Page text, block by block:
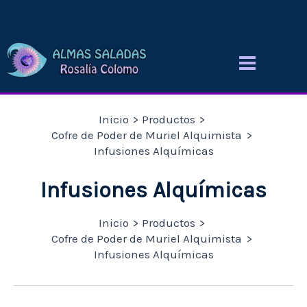
contenido
Inicio
Productos
Cofre de Poder de Muriel Alquimista
Infusiones Alquímicas
Infusiones Alquímicas
Inicio
Productos
Cofre de Poder de Muriel Alquimista
Infusiones Alquímicas